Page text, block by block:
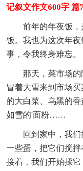
记叙文作文600字 篇7
前年的年夜饭
饭。我也为这次年
事，令我终身难忘。
那天，菜市场
冒着大雪来到市场
的大白菜、乌黑的
如雪的'面粉……
回到家中，我
一些蛋，把它们搅拌
接着，我们开始揉